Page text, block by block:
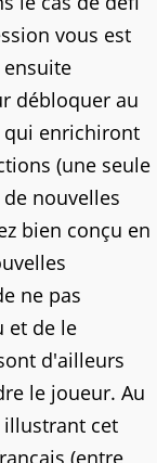
vous est
débloquer au
qui enrichiront
(une seule
nouvelles
bien conçu en
ne pas
et de le
d'ailleurs
le joueur. Au
illustrant cet
(entre